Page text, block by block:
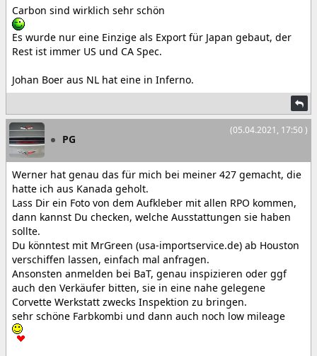
Carbon sind wirklich sehr schön
Es wurde nur eine Einzige als Export für Japan gebaut, der
Rest ist immer US und CA Spec.
Johan Boer aus NL hat eine in Inferno.
(05.04.2021, 17:50 )
PG
Werner hat genau das für mich bei meiner 427 gemacht, die
hatte ich aus Kanada geholt.
Lass Dir ein Foto von dem Aufkleber mit allen RPO kommen,
dann kannst Du checken, welche Ausstattungen sie haben
sollte.
Du könntest mit MrGreen (usa-importservice.de) ab Houston
verschiffen lassen, einfach mal anfragen.
Ansonsten anmelden bei BaT, genau inspizieren oder ggf
auch den Verkäufer bitten, sie in eine nahe gelegene
Corvette Werkstatt zwecks Inspektion zu bringen.
sehr schöne Farbkombi und dann auch noch low mileage